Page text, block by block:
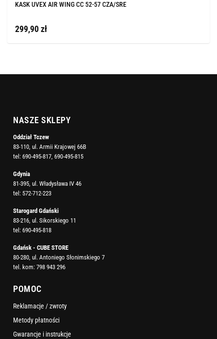
KASK UVEX AIR WING CC 52-57 CZA/SRE
299,90 zł
NASZE SKLEPY
Oddział Tczew
83-110, ul. Armii Krajowej 66B
tel: 690-495-817, 690-495-815
Gdynia
81-395, ul. Władysława IV 46
tel: 572-712-223
Starogard Gdański
83-216, ul. Sikorskiego 11
tel: 690-495-818
Gdańsk - CUBE STORE
80-280, ul. Antoniego Słonimskiego 7
tel. kom: 798 943 296
POMOC
Reklamacje / zwroty
Metody płatności
Gwarancje i instrukcje